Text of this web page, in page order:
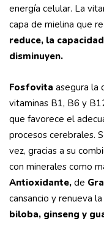
energía celular. La
capa de mielina que
reduce, la
disminuyen.
Fosfovita asegura la
vitaminas B1, B6 y
que favorece el
procesos cerebrales.
vez, gracias a su
con minerales como
Antioxidante, de
cansancio y renueva
biloba, ginseng y